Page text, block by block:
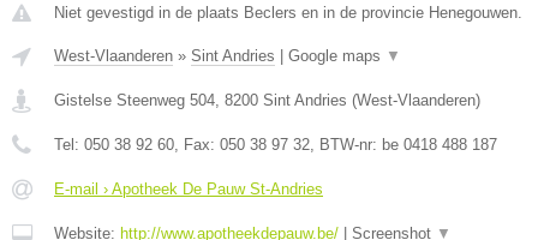
Niet gevestigd in de plaats Beclers en in de provincie Henegouwen.
West-Vlaanderen » Sint Andries Google maps ▼
Gistelse Steenweg 504, 8200 Sint Andries (West-Vlaanderen)
Tel: 050 38 92 60, Fax: 050 38 97 32, BTW-nr: be 0418 488 187
E-mail › Apotheek De Pauw St-Andries
Website: http://www.apotheekdepauw.be/ Screenshot ▼